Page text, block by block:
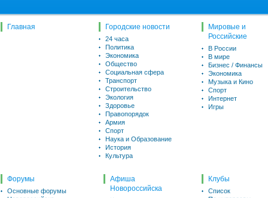
Главная Городские новости
24 часа
Политика
Экономика
Общество
Социальная сфера
Транспорт
Строительство
Экология
Здоровье
Правопорядок
Армия
Спорт
Наука и Образование
История
Культура
Мировые и
Российские
В России
В мире
Бизнес / Финансы
Экономика
Музыка и Кино
Спорт
Интернет
Игры
Форумы
Основные форумы
Афиша
Новороссийска
Клубы
Список